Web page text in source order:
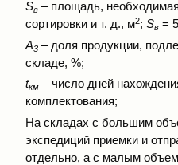
Sв – площадь,
сортировки и т. д., м2; Sв =
A3 – доля продукции,
складе, %;
tкм – число дней
комплектования;
На складах с большим
экспедиций приемки и
отдельно, а с малым